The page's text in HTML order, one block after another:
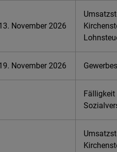
November 2026
November 2026
Fälligkeit